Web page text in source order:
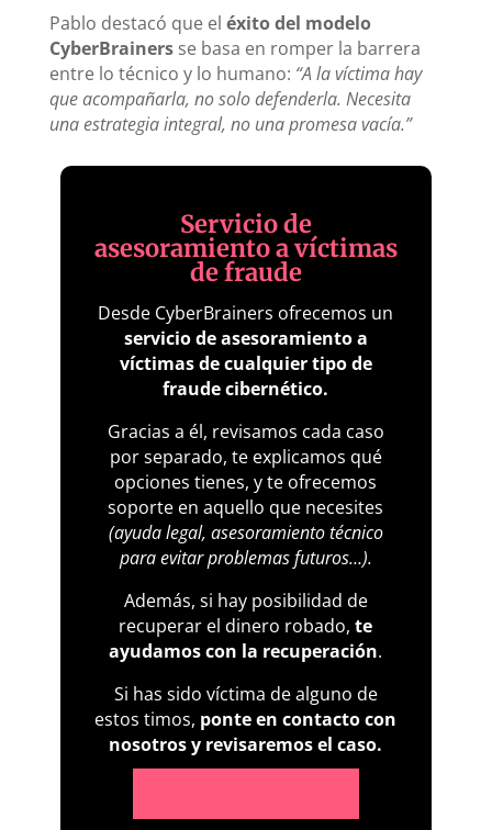
Pablo destacó que el éxito del modelo
CyberBrainersse basa en romper la barrera
entre lo técnico y lo humano: “A la víctima hay
que acompañarla, no solo defenderla. Necesita
una estrategia integral, no una promesa vacía.”
Servicio de
asesoramiento a víctimas
de fraude
Desde CyberBrainers ofrecemos un
servicio de asesoramiento a
víctimas de cualquier tipo de
fraude cibernético.
Gracias a él, revisamos cada caso
por separado, te explicamos qué
opciones tienes, y te ofrecemos
soporte en aquello que necesites
(ayuda legal, asesoramiento técnico
para evitar problemas futuros…).
Además, si hay posibilidad de
recuperar el dinero robado,te
ayudamos con la recuperación.
Si has sido víctima de alguno de
estos timos, ponte en contacto con
nosotros y revisaremos el caso.